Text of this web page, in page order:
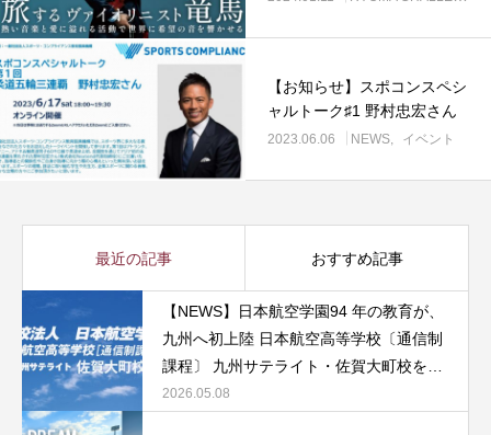
【お知らせ】スポコンスペシ
ャルトーク♯1 野村忠宏さん
2023.06.06 NEWS イベント
最近の記事 おすすめ記事
【NEWS】日本航空学園94 年の教育が、
九州へ初上陸 日本航空高等学校〔通信制
課程〕 九州サテライト・佐賀大町校を開
校
2026.05.08